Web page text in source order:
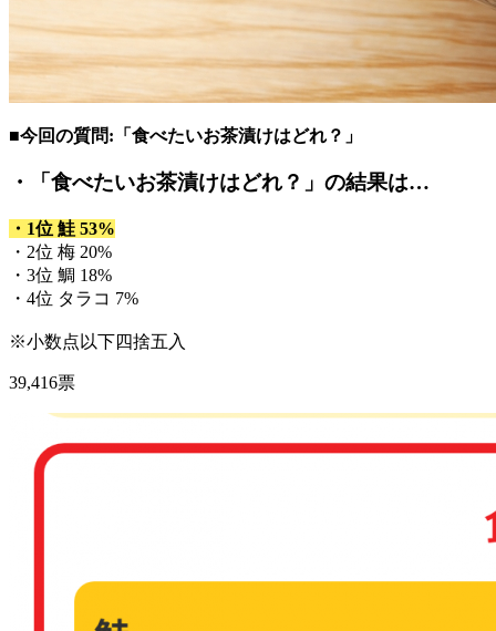
■今回の質問:「食べたいお茶漬けはどれ？」
・「食べたいお茶漬けはどれ？」 の結果は…
・1位 鮭 53%
・2位 梅 20%
・3位 鯛 18%
・4位 タラコ 7%
※小数点以下四捨五入
39,416票